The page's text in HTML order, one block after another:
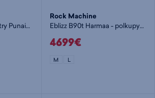
Vyöry E70 S Easy Entry Punainen - polkupyörä
Rock Machine
Eblizz B90t Harmaa - polkupyörä
4699€
M L